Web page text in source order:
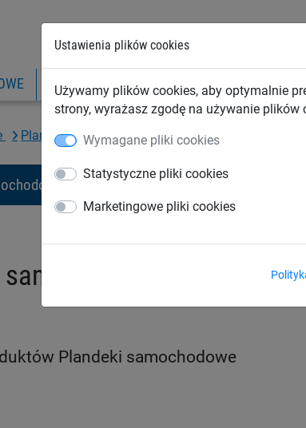
Ustawienia plików cookies
Używamy plików cookies, aby optymalnie
strony, wyrażasz zgodę na używanie
Wymagane pliki cookies
Statystyczne pliki cookies
Marketingowe pliki cookies
PIŁKOCHWYTY SIATKI PRZEMYSŁOWE
Plandeki budowlane Plandeki samochodowe
Plandeki ochronne
Plandeki samochodowe